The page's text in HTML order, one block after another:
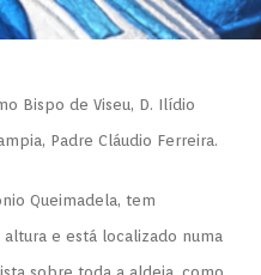
Bispo de Viseu, D. Ilídio
Padre Cláudio Ferreira.
Queimadela, tem
e está localizado numa